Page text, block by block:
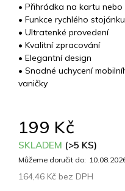
199 Kč
SKLADEM (>5 KS)
Můžeme doručit do:
164,46 Kč bez DPH
• Přihrádka na kartu nebo
• Funkce rychlého stojánku
• Ultratenké provedení
• Kvalitní zpracování
• Elegantní design
• Snadné uchycení
vaničky